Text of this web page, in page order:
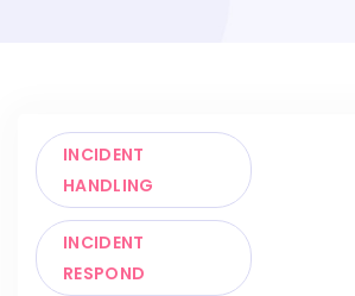
INCIDENT
HANDLING
INCIDENT
RESPOND